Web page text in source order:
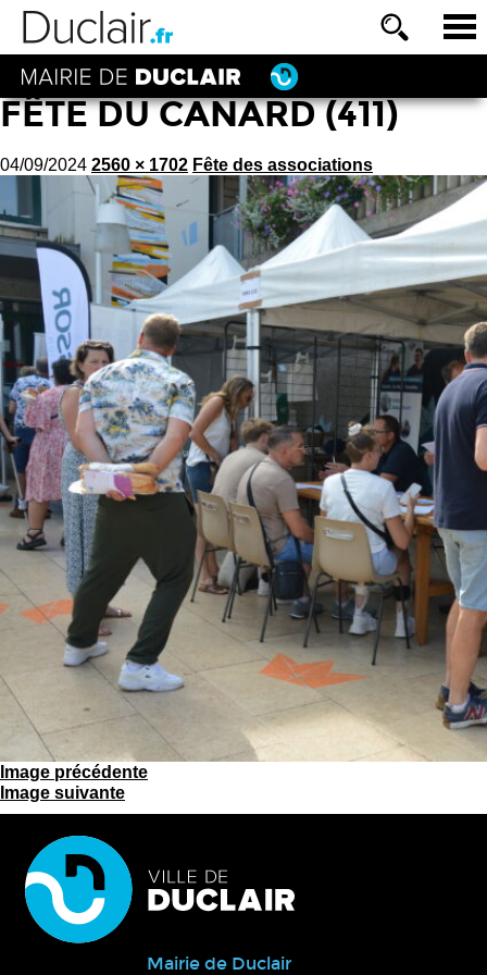
FÊTE DU CANARD (411)
04/09/2024 2560 × 1702 Fête des associations
Image précédente
Image suivante
Mairie de Duclair